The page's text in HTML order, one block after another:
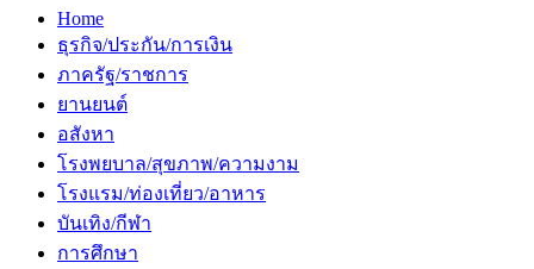
Home
ธุรกิจ/ประกัน/การเงิน
ภาครัฐ/ราชการ
ยานยนต์
อสังหา
โรงพยบาล/สุขภาพ/ความงาม
โรงแรม/ท่องเที่ยว/อาหาร
บันเทิง/กีฬา
การศึกษา